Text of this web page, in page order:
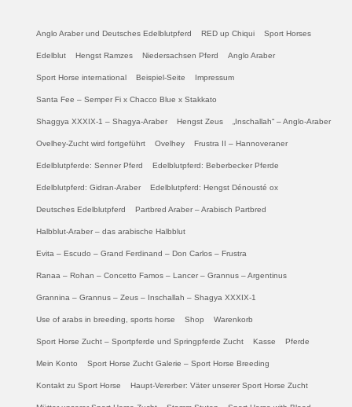
Anglo Araber und Deutsches Edelblutpferd RED up Chiqui Sport Horses
Edelblut Hengst Ramzes Niedersachsen Pferd Anglo Araber
Sport Horse international Beispiel-Seite Impressum
Santa Fee – Semper Fi x Chacco Blue x Stakkato
Shaggya XXXIX-1 – Shagya-Araber Hengst Zeus „Inschallah“ – Anglo-Araber
Ovelhey-Zucht wird fortgeführt Ovelhey Frustra II – Hannoveraner
Edelblutpferde: Senner Pferd Edelblutpferd: Beberbecker Pferde
Edelblutpferd: Gidran-Araber Edelblutpferd: Hengst Dénousté ox
Deutsches Edelblutpferd Partbred Araber – Arabisch Partbred
Halbblut-Araber – das arabische Halbblut
Evita – Escudo – Grand Ferdinand – Don Carlos – Frustra
Ranaa – Rohan – Concetto Famos – Lancer – Grannus – Argentinus
Grannina – Grannus – Zeus – Inschallah – Shagya XXXIX-1
Use of arabs in breeding, sports horse Shop Warenkorb
Sport Horse Zucht – Sportpferde und Springpferde Zucht Kasse Pferde
Mein Konto Sport Horse Zucht Galerie – Sport Horse Breeding
Kontakt zu Sport Horse Haupt-Vererber: Väter unserer Sport Horse Zucht